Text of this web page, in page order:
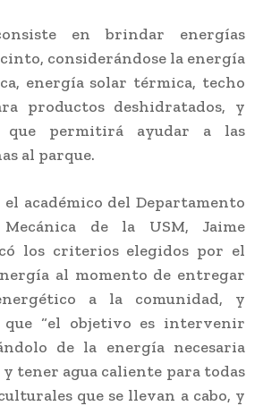
en brindar energías
considerándose la energía
energía solar térmica, techo
productos deshidratados, y
que permitirá ayudar a las
al parque.
el académico del Departamento
de la USM, Jaime
los criterios elegidos por el
al momento de entregar
a la comunidad, y
que “el objetivo es intervenir
de la energía necesaria
tener agua caliente para todas
que se llevan a cabo, y